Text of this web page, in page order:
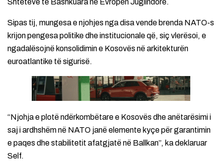
Shteteve të Bashkuara në Evropën Juglindore.
Sipas tij, mungesa e njohjes nga disa vende brenda NATO-s
krijon pengesa politike dhe institucionale që, siç vlerësoi, e
ngadalësojnë konsolidimin e Kosovës në arkitekturën
euroatlantike të sigurisë.
“Njohja e plotë ndërkombëtare e Kosovës dhe anëtarësimi i
saj i ardhshëm në NATO janë elemente kyçe për garantimin
e paqes dhe stabilitetit afatgjatë në Ballkan”, ka deklaruar
Self.